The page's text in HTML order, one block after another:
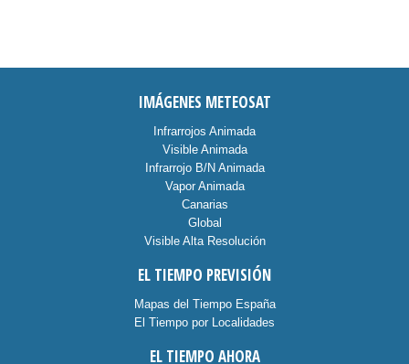
IMÁGENES METEOSAT
Infrarrojos Animada
Visible Animada
Infrarrojo B/N Animada
Vapor Animada
Canarias
Global
Visible Alta Resolución
EL TIEMPO PREVISIÓN
Mapas del Tiempo España
El Tiempo por Localidades
EL TIEMPO AHORA